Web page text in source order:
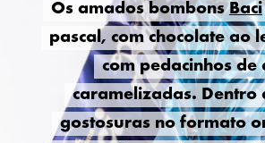
Os amados bombonsBaci
pascal, com chocolate ao
com pedacinhos de
caramelizadas. Dentro
gostosuras no formato
Os amados bombonsBaci
pascal, com chocolate ao
com pedacinhos de
caramelizadas. Dentro
gostosuras no formato